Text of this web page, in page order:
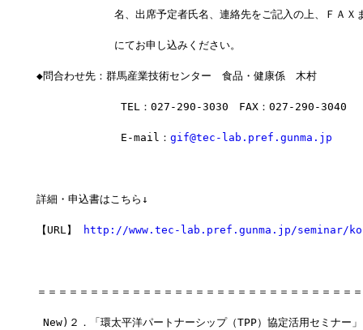
名、出席予定者氏名、連絡先をご記入の上、ＦＡＸ
            にてお申し込みください。
◆問合わせ先：群馬産業技術センター　食品・健康係　木村
TEL：027-290-3030　FAX：027-290-3040
E-mail： gif@tec-lab.pref.gunma.jp
詳細・申込書はこちら↓
【URL】 http://www.tec-lab.pref.gunma.jp/seminar/
＝＝＝＝＝＝＝＝＝＝＝＝＝＝＝＝＝＝＝＝＝＝＝＝＝＝＝＝＝＝
New)２．「環太平洋パートナーシップ（TPP）協定活用セミナー